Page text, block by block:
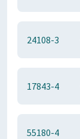
24108-3
17843-4
55180-4